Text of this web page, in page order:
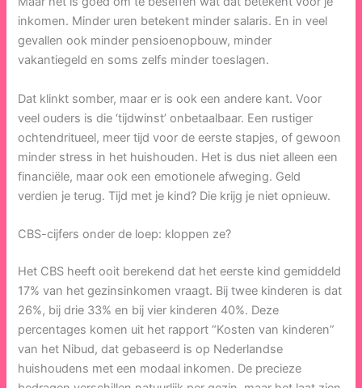
inkomen. Minder uren betekent minder salaris. En in veel
gevallen ook minder pensioenopbouw, minder
vakantiegeld en soms zelfs minder toeslagen.
Dat klinkt somber, maar er is ook een andere kant. Voor
veel ouders is die ‘tijdwinst’ onbetaalbaar. Een rustiger
ochtendritueel, meer tijd voor de eerste stapjes, of gewoon
minder stress in het huishouden. Het is dus niet alleen een
financiële, maar ook een emotionele afweging. Geld
verdien je terug. Tijd met je kind? Die krijg je niet opnieuw.
CBS-cijfers onder de loep: kloppen ze?
Het CBS heeft ooit berekend dat het eerste kind gemiddeld
17% van het gezinsinkomen vraagt. Bij twee kinderen is dat
26%, bij drie 33% en bij vier kinderen 40%. Deze
percentages komen uit het rapport “Kosten van kinderen”
van het Nibud, dat gebaseerd is op Nederlandse
huishoudens met een modaal inkomen. De precieze